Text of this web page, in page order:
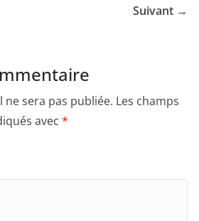
Suivant →
sera pas publiée. Les champs
avec *